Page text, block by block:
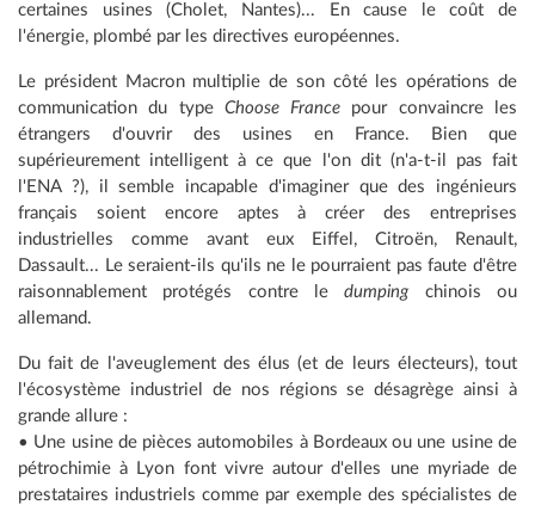
certaines usines (Cholet, Nantes)... En cause le coût de
l'énergie, plombé par les directives européennes.
Le président Macron multiplie de son côté les opérations de
communication du type Choose France pour convaincre les
étrangers d'ouvrir des usines en France. Bien que
supérieurement intelligent à ce que l'on dit (n'a-t-il pas fait
l'ENA ?), il semble incapable d'imaginer que des ingénieurs
français soient encore aptes à créer des entreprises
industrielles comme avant eux Eiffel, Citroën, Renault,
Dassault... Le seraient-ils qu'ils ne le pourraient pas faute d'être
raisonnablement protégés contre ledumping chinois ou
allemand.
Du fait de l'aveuglement des élus (et de leurs électeurs), tout
l'écosystème industriel de nos régions se désagrège ainsi à
grande allure :
• Une usine de pièces automobiles à Bordeaux ou une usine de
pétrochimie à Lyon font vivre autour d'elles une myriade de
prestataires industriels comme par exemple des spécialistes de